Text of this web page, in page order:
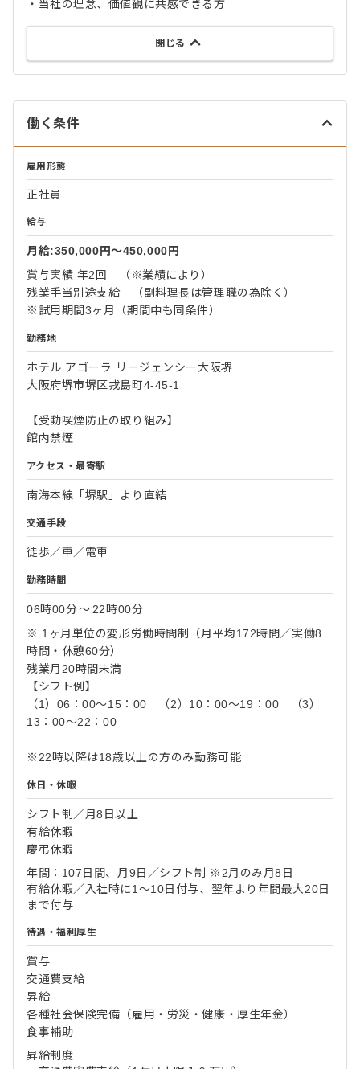
・当社の理念、価値観に共感できる方
閉じる
働く条件
雇用形態
正社員
給与
月給:350,000円〜450,000円
賞与実績 年2回 （※業績により）
残業手当別途支給 （副料理長は管理職の為除く）
※試用期間3ヶ月（期間中も同条件）
勤務地
ホテル アゴーラ リージェンシー大阪堺
大阪府堺市堺区戎島町4-45-1
【受動喫煙防止の取り組み】
館内禁煙
アクセス・最寄駅
南海本線「堺駅」より直結
交通手段
徒歩／車／電車
勤務時間
06時00分〜 22時00分
※ 1ヶ月単位の変形労働時間制（月平均172時間／実働8
時間・休憩60分）
残業月20時間未満
【シフト例】
（1）06：00～15：00 （2）10：00～19：00 （3）
13：00～22：00
※22時以降は18歳以上の方のみ勤務可能
休日・休暇
シフト制／月8日以上
有給休暇
慶弔休暇
年間：107日間、月9日／シフト制 ※2月のみ月8日
有給休暇／入社時に1～10日付与、翌年より年間最大20日
まで付与
待遇・福利厚生
賞与
交通費支給
昇給
各種社会保険完備（雇用・労災・健康・厚生年金）
食事補助
昇給制度